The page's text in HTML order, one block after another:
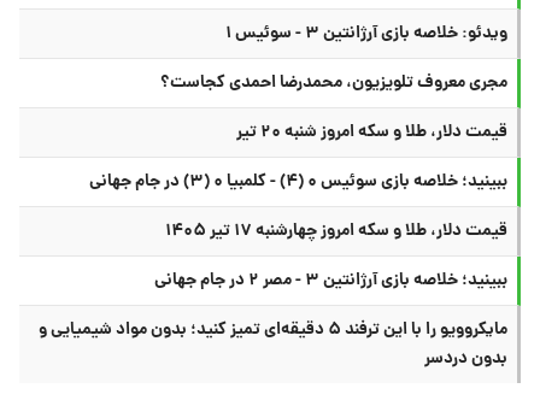
ویدئو: خلاصه بازی آرژانتین ۳ - سوئیس ۱
مجری معروف تلویزیون، محمدرضا احمدی کجاست؟
قیمت دلار، طلا و سکه امروز شنبه ۲۰ تیر
ببینید؛ خلاصه بازی سوئیس ۰ (۴) - کلمبیا ۰ (۳) در جام جهانی
قیمت دلار، طلا و سکه امروز چهارشنبه ۱۷ تیر ۱۴۰۵
ببینید؛ خلاصه بازی آرژانتین ۳ - مصر ۲ در جام جهانی
مایکروویو را با این ترفند ۵ دقیقه‌ای تمیز کنید؛ بدون مواد شیمیایی و
بدون دردسر